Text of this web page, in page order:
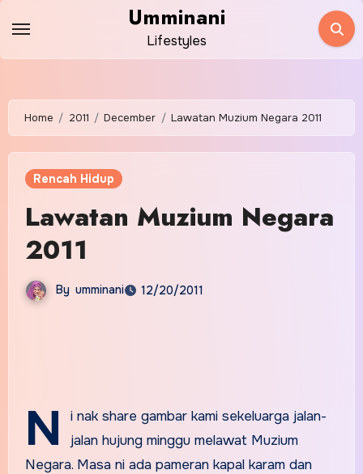
content
Umminani
Lifestyles
Home 2011 December Lawatan Muzium Negara 2011
Rencah Hidup
Lawatan Muzium Negara
2011
By umminani 12/20/2011
N
i nak share gambar kami sekeluarga jalan-
jalan hujung minggu melawat Muzium
Negara. Masa ni ada pameran kapal karam dan